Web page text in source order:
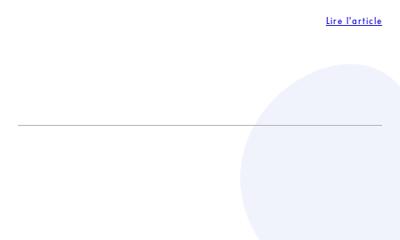
Lire l'article